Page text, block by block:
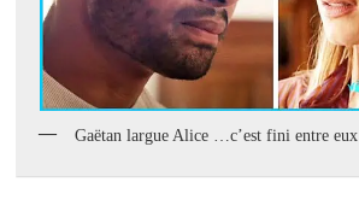
Gaëtan largue Alice …c’est fini entre eux